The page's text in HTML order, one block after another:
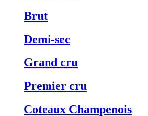
Brut
Demi-sec
Grand cru
Premier cru
Coteaux Champenois